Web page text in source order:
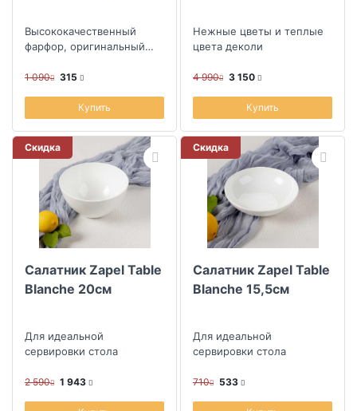
Высококачественный
фарфор, оригинальный
пропорции и формы
1 090 315
Купить
Нежные цветы и теплые
цвета деколи
4 990 3 150
Купить
Скидка
Салатник Zapel Table
Blanche 20см
Для идеальной
сервировки стола
2 590 1 943
Скидка
Салатник Zapel Table
Blanche 15,5см
Для идеальной
сервировки стола
710 533